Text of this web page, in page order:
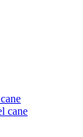
cane